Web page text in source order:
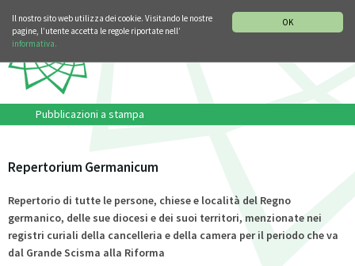
OK
Il nostro sito web utilizza dei cookie. Visitando le nostre
pagine, l’utente accetta le regole riportate nell’
informativa.
Pubblicazioni a stampa
Repertorium Germanicum
Repertorio di tutte le persone, chiese e località del Regno
germanico, delle sue diocesi e dei suoi territori, menzionate nei
registri curiali della cancelleria e della camera per il periodo che va
dal Grande Scisma alla Riforma